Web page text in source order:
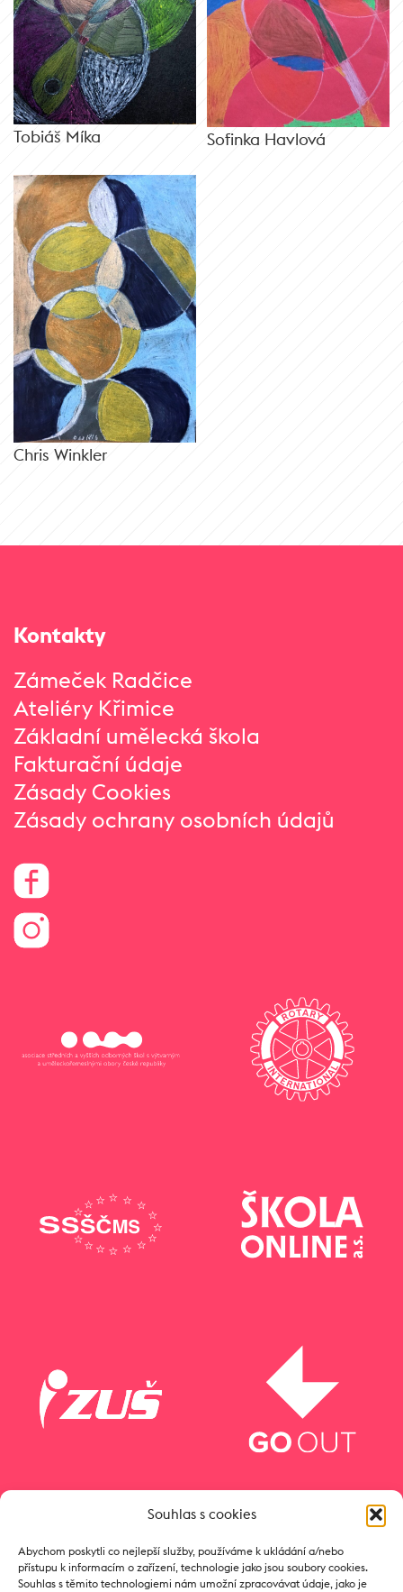
Souhlas s cookies
Abychom poskytli co nejlepší služby, používáme k ukládání a/nebo
přístupu k informacím o zařízení, technologie jako jsou soubory cookies.
Souhlas s těmito technologiemi nám umožní zpracovávat údaje, jako je
Tobiáš Míka Sofinka Havlová
Chris Winkler
Kontakty
Zámeček Radčice
Ateliéry Křimice
Základní umělecká škola
Fakturační údaje
Zásady Cookies
Zásady ochrany osobních údajů